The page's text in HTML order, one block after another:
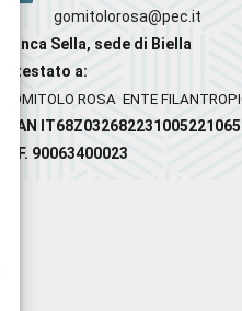
gomitolorosa@pec.it
Banca Sella, sede di Biella
Intestato a:
GOMITOLO ROSA ENTE
IBAN
C.F. 90063400023